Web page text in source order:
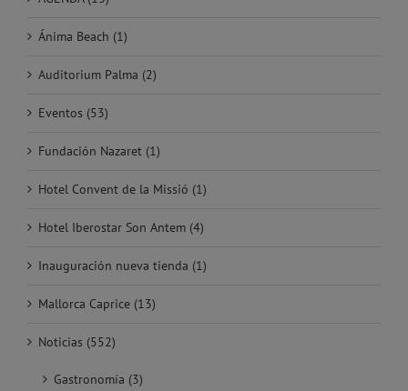
Ánima Beach (1)
Auditorium Palma (2)
Eventos (53)
Fundación Nazaret (1)
Hotel Convent de la Missió (1)
Hotel Iberostar Son Antem (4)
Inauguración nueva tienda (1)
Mallorca Caprice (13)
Noticias (552)
Gastronomía (3)